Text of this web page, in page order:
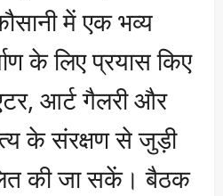
में एक भव्य
के लिए प्रयास किए
आर्ट गैलरी और
के संरक्षण से जुड़ी
की जा सकें। बैठक